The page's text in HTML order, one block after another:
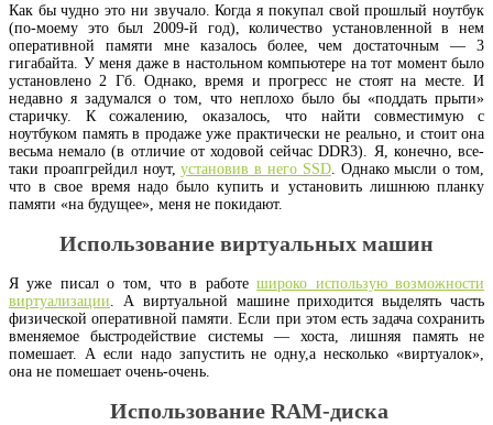
Как бы чудно это ни звучало. Когда я покупал свой прошлый ноутбук
(по-моему это был 2009-й год), количество установленной в нем
оперативной памяти мне казалось более, чем достаточным — 3
гигабайта. У меня даже в настольном компьютере на тот момент было
установлено 2 Гб. Однако, время и прогресс не стоят на месте. И
недавно я задумался о том, что неплохо было бы «поддать прыти»
старичку. К сожалению, оказалось, что найти совместимую с
ноутбуком память в продаже уже практически не реально, и стоит она
весьма немало (в отличие от ходовой сейчас DDR3). Я, конечно, все-
таки проапгрейдил ноут,установив в него SSD. Однако мыcли о том,
что в свое время надо было купить и установить лишнюю планку
памяти «на будущее», меня не покидают.
Использование виртуальных машин
Я уже писал о том, что в работешироко использую возможности
виртуализации . А виртуальной машине приходится выделять часть
физической оперативной памяти. Если при этом есть задача сохранить
вменяемое быстродействие системы — хоста, лишняя память не
помешает. А если надо запустить не одну,а несколько «виртуалок»,
она не помешает очень-очень.
Использование RAM-диска